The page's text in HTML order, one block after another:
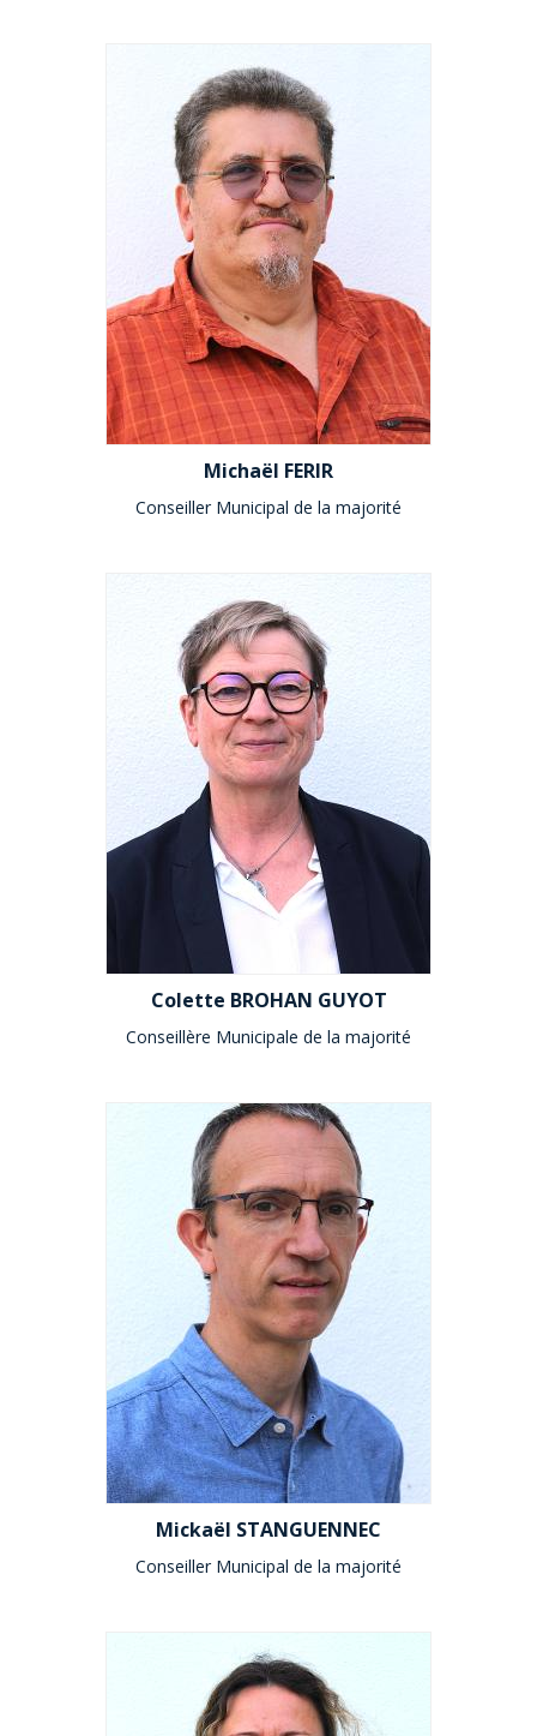
Michaël FERIR
Conseiller Municipal de la majorité
Colette BROHAN GUYOT
Conseillère Municipale de la majorité
Mickaël STANGUENNEC
Conseiller Municipal de la majorité